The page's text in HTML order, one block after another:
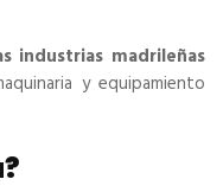
industrias madrileñas
y equipamiento